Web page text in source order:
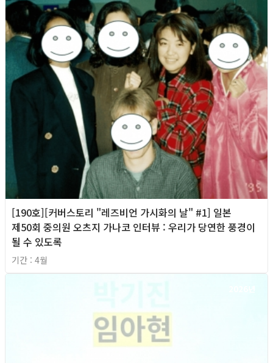
[190호][커버스토리 "레즈비언 가시화의 날" #1] 일본
제50회 중의원 오츠지 가나코 인터뷰 : 우리가 당연한 풍경이
될 수 있도록
기간 : 4월